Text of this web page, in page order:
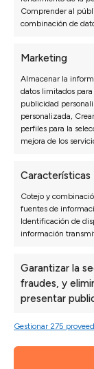
Comprender al
combinación de
Marketing
Almacenar la
datos limitados
publicidad
personalizada,
perfiles para la
mejora de los
Características
Cotejo y
fuentes de
Identificación de
información
Garantizar la
fraudes, y
presentar
Gestionar 275
4,6
Basado en 3128
Ver más opiniones
*** nos
principio no